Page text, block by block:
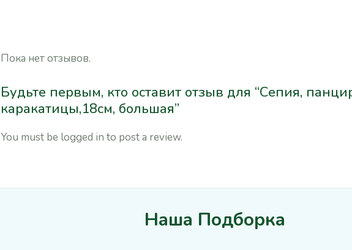
Пока нет отзывов.
Будьте первым, кто оставит отзыв для “Сепия,
каракатицы,18см, большая”
You must be logged in to post a review.
Наша Подборка